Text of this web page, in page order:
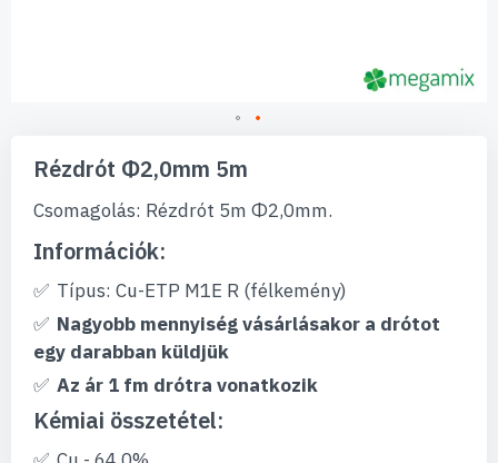
képgaléria
elejére
Rézdrót Φ2,0mm 5m
Csomagolás: Rézdrót 5m Φ2,0mm.
Információk:
Típus: Cu-ETP M1E R (félkemény)
Nagyobb mennyiség vásárlásakor a drótot
egy darabban küldjük
Az ár 1 fm drótra vonatkozik
Kémiai összetétel: